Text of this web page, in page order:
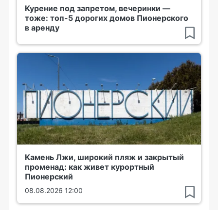
Курение под запретом, вечеринки —
тоже: топ-5 дорогих домов Пионерского
в аренду
Камень Лжи, широкий пляж и закрытый
променад: как живет курортный
Пионерский
08.08.2026 12:00